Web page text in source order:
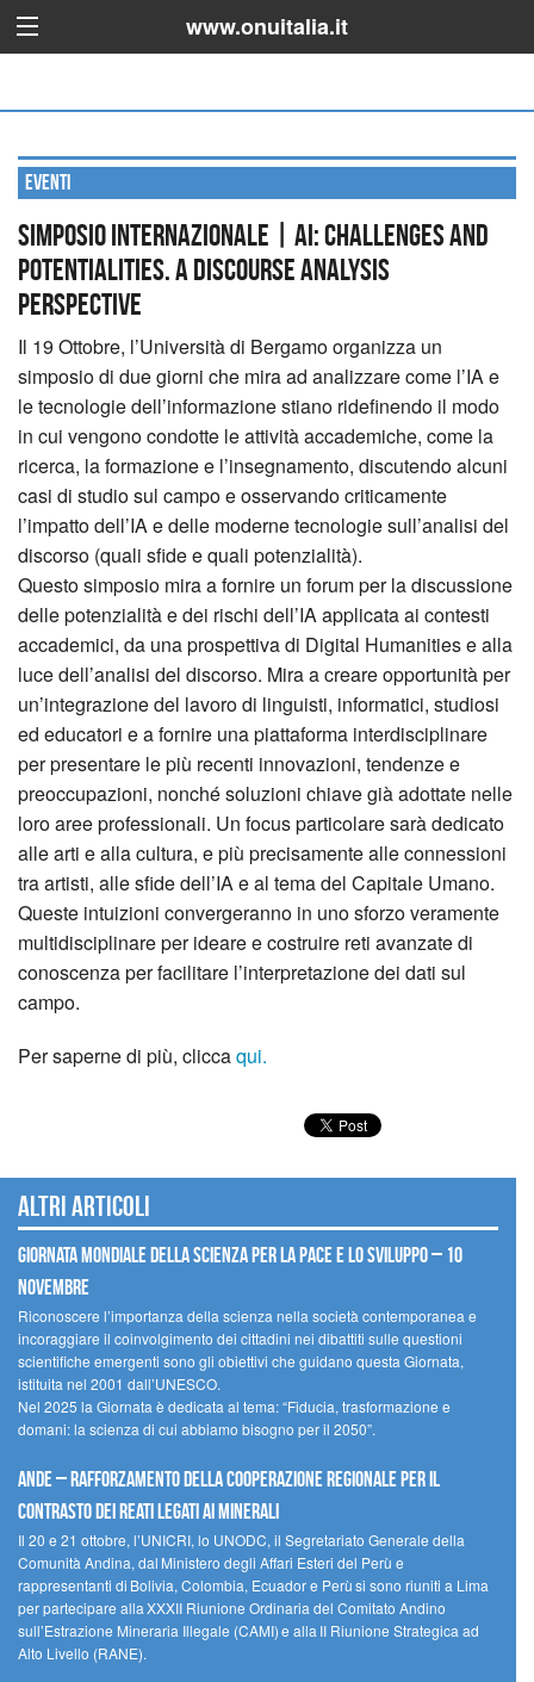
www.onuitalia.it
Eventi
Simposio internazionale | AI: Challenges and
potentialities. A Discourse Analysis
Perspective
Il 19 Ottobre, l’Università di Bergamo organizza un
simposio di due giorni che mira ad analizzare come l’IA e
le tecnologie dell’informazione stiano ridefinendo il modo
in cui vengono condotte le attività accademiche, come la
ricerca, la formazione e l’insegnamento, discutendo alcuni
casi di studio sul campo e osservando criticamente
l’impatto dell’IA e delle moderne tecnologie sull’analisi del
discorso (quali sfide e quali potenzialità).
Questo simposio mira a fornire un forum per la discussione
delle potenzialità e dei rischi dell’IA applicata ai contesti
accademici, da una prospettiva di Digital Humanities e alla
luce dell’analisi del discorso. Mira a creare opportunità per
un’integrazione del lavoro di linguisti, informatici, studiosi
ed educatori e a fornire una piattaforma interdisciplinare
per presentare le più recenti innovazioni, tendenze e
preoccupazioni, nonché soluzioni chiave già adottate nelle
loro aree professionali. Un focus particolare sarà dedicato
alle arti e alla cultura, e più precisamente alle connessioni
tra artisti, alle sfide dell’IA e al tema del Capitale Umano.
Queste intuizioni convergeranno in uno sforzo veramente
multidisciplinare per ideare e costruire reti avanzate di
conoscenza per facilitare l’interpretazione dei dati sul
campo.
Per saperne di più, cliccaqui.
Altri articoli
Giornata mondiale della scienza per la pace e lo sviluppo – 10
novembre
Riconoscere l’importanza della scienza nella società contemporanea e
incoraggiare il coinvolgimento dei cittadini nei dibattiti sulle questioni
scientifiche emergenti sono gli obiettivi che guidano questa Giornata,
istituita nel 2001 dall’UNESCO.
Nel 2025 la Giornata è dedicata al tema: “Fiducia, trasformazione e
domani: la scienza di cui abbiamo bisogno per il 2050”.
Ande – Rafforzamento della cooperazione regionale per il
contrasto dei reati legati ai minerali
Il 20 e 21 ottobre, l’UNICRI, lo UNODC, il Segretariato Generale della
Comunità Andina, dal Ministero degli Affari Esteri del Perù e
rappresentanti di Bolivia, Colombia, Ecuador e Perù si sono riuniti a Lima
per partecipare alla XXXII Riunione Ordinaria del Comitato Andino
sull’Estrazione Mineraria Illegale (CAMI) e alla II Riunione Strategica ad
Alto Livello (RANE).